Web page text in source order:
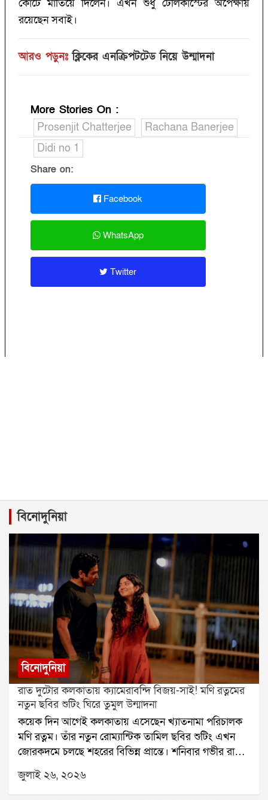
কোটে মাতিয়ে দিলেন। এখন শুধু টেলিকাস্টের অপেক্ষায়
রয়েছেন সবাই।
আরও পড়ুনঃ ক্লিকের এনক্রিপটটেড নিয়ে উন্মাদনা
More Stories On :
Prosenjit Chatterjee
Rachana Banerjee
Didi no 1
Share on:
Facebook
WhatsApp
Twitter
বিনোদুনিয়া
বিনোদুনিয়া
রাত দুটোর কলকাতায় ক্যামেরাবন্দি বিজয়-সাই! মণি রত্নমের
নতুন ছবির শুটিং ঘিরে তুমুল উন্মাদনা
কয়েক দিন আগেই কলকাতায় এসেছেন খ্যাতনামা পরিচালক
মণি রত্নম। তাঁর নতুন রোম্যান্টিক তামিল ছবির শুটিং এখন
জোরকদমে চলছে শহরের বিভিন্ন প্রান্তে। শনিবার গভীর রাতে
হাওড়া ব্রিজে ছবির একটি গুরুত্বপূর্ণ দৃশ্যের শুটিং করেন বিজয়
সেতুপতি ও সাই পল্লবী। রাত হলেও সেখানে উপস্থিত কয়েক
জন পথচারী তাঁদের দেখে উচ্ছ্বসিত হয়ে পড়েন।বুধবার রাতে
জুলাই ২৬, ২০২৬